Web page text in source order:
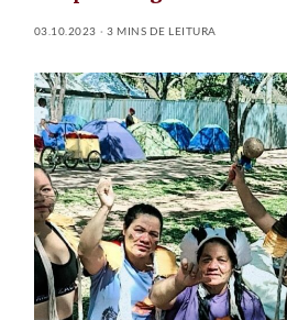
03.10.2023 3 MINS DE LEITURA